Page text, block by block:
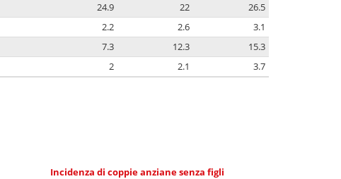
24.9 22
26.5
2.2 2.6
3.1
7.3 12.3
15.3
2 2.1 3.7
Incidenza di coppie anziane senza figli